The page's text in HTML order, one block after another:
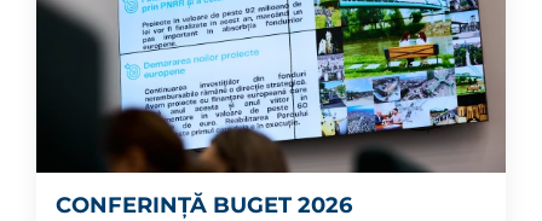
CONFERINȚĂ BUGET 2026